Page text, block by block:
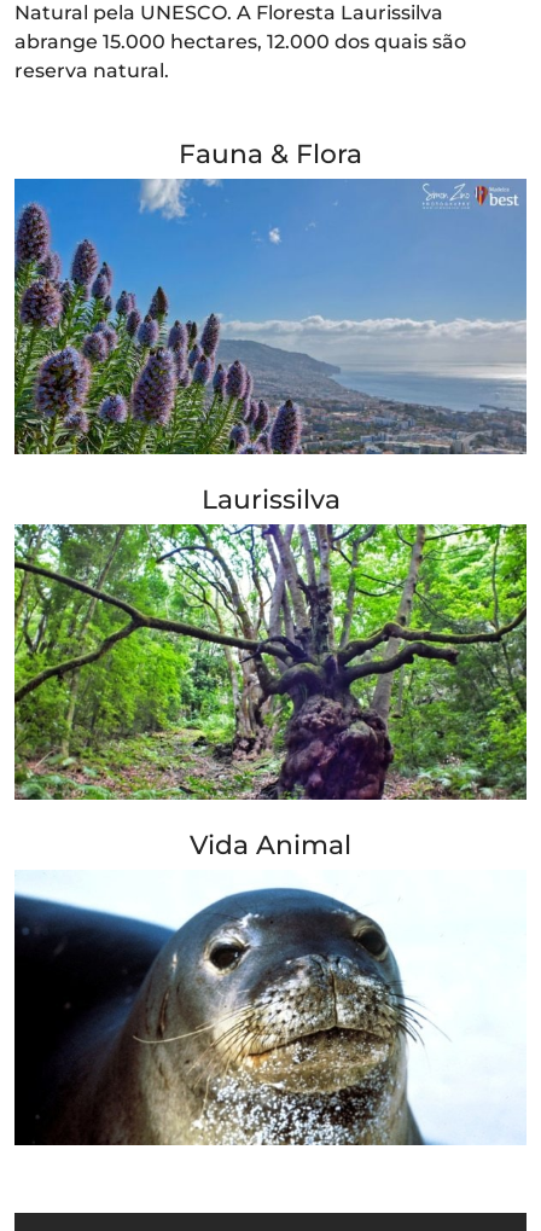
Natural pela UNESCO. A Floresta Laurissilva
abrange 15.000 hectares, 12.000 dos quais são
reserva natural.
Fauna & Flora
Laurissilva
Vida Animal